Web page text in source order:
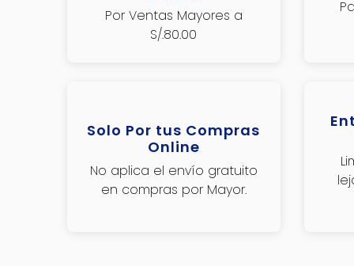
Por Ventas Mayores a
S/.80.00
Solo Por tus Compras
Online
No aplica el envío gratuito
en compras por Mayor.